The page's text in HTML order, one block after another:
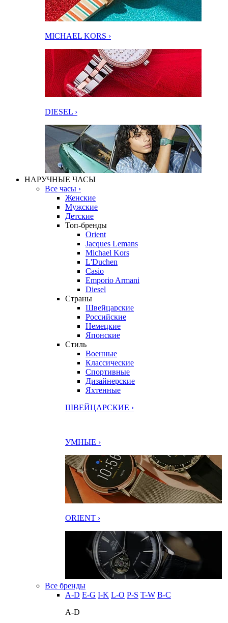
MICHAEL KORS ›
DIESEL ›
НАРУЧНЫЕ ЧАСЫ
Все часы ›
Женские
Мужские
Детские
Топ-бренды
Orient
Jacques Lemans
Michael Kors
L'Duchen
Casio
Emporio Armani
Diesel
Страны
Швейцарские
Российские
Немецкие
Японские
Стиль
Военные
Классические
Спортивные
Дизайнерские
Яхтенные
ШВЕЙЦАРСКИЕ ›
УМНЫЕ ›
ORIENT ›
Все бренды
A-D E-G I-K L-O P-S T-W В-С
A-D